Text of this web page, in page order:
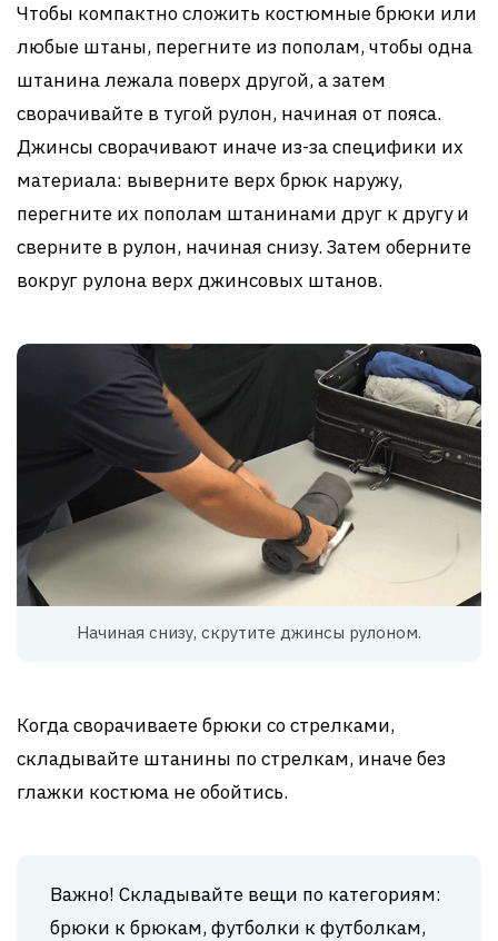
Чтобы компактно сложить костюмные брюки или
любые штаны, перегните из пополам, чтобы одна
штанина лежала поверх другой, а затем
сворачивайте в тугой рулон, начиная от пояса.
Джинсы сворачивают иначе из-за специфики их
материала: выверните верх брюк наружу,
перегните их пополам штанинами друг к другу и
сверните в рулон, начиная снизу. Затем оберните
вокруг рулона верх джинсовых штанов.
Начиная снизу, скрутите джинсы рулоном.
Когда сворачиваете брюки со стрелками,
складывайте штанины по стрелкам, иначе без
глажки костюма не обойтись.
Важно! Складывайте вещи по категориям:
брюки к брюкам, футболки к футболкам,